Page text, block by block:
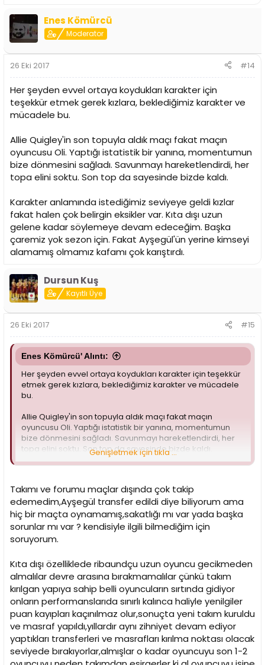
Enes Kömürcü
Moderator
26 Eki 2017 #14
Her şeyden evvel ortaya koydukları karakter için
teşekkür etmek gerek kızlara, beklediğimiz karakter ve
mücadele bu.
Allie Quigley'in son topuyla aldık maçı fakat maçın
oyuncusu Oli. Yaptığı istatistik bir yanına, momentumun
bize dönmesini sağladı. Savunmayı hareketlendirdi, her
topa elini soktu. Son top da sayesinde bizde kaldı.
Karakter anlamında istediğimiz seviyeye geldi kızlar
fakat halen çok belirgin eksikler var. Kıta dışı uzun
gelene kadar söylemeye devam edeceğim. Başka
çaremiz yok sezon için. Fakat Ayşegül'ün yerine kimseyi
alamamış olmamız kafamı çok karıştırdı.
Dursun Kuş
Kayıtlı Üye
26 Eki 2017 #15
Enes Kömürcü' Alıntı:
Her şeyden evvel ortaya koydukları karakter için teşekkür
etmek gerek kızlara, beklediğimiz karakter ve mücadele
bu.
Allie Quigley'in son topuyla aldık maçı fakat maçın
oyuncusu Oli. Yaptığı istatistik bir yanına, momentumun
bize dönmesini sağladı. Savunmayı hareketlendirdi, her
topa elini soktu. Son top da sayesinde bizde kaldı.
söylemeye devam edeceğim. Başka çaremiz yok sezon
için. Fakat Ayşegül'ün yerine kimseyi alamamış olmamız
kafamı çok karıştırdı.
Genişletmek için tıkla ...
Takımı ve forumu maçlar dışında çok takip
edemedim,Ayşegül transfer edildi diye biliyorum ama
hiç bir maçta oynamamış,sakatlığı mı var yada başka
sorunlar mı var ? kendisiyle ilgili bilmediğim için
soruyorum.
Kıta dışı özelliklede ribaundçu uzun oyuncu gecikmeden
almalılar devre arasına bırakmamalılar çünkü takım
kırılgan yapıya sahip belli oyuncuların sırtında gidiyor
onların performanslarıda sınırlı kalınca haliyle yenilgiler
puan kayıpları kaçınılmaz olur,sonuçta yeni takım kuruldu
ve masraf yapıldı,yıllardır aynı zihniyet devam ediyor
yaptıkları transferleri ve masrafları kırılma noktası olacak
seviyede bırakıyorlar,almışlar o kadar oyuncuyu son 1-2